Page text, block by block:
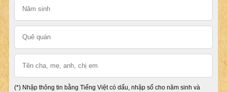
(*) Nhập thông tin bằng Tiếng Việt có dấu, nhập số cho năm sinh và